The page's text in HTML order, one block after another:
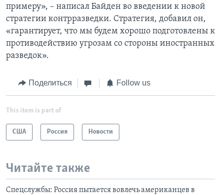
примеру», – написал Байден во введении к новой
стратегии контрразведки. Стратегия, добавил он,
«гарантирует, что мы будем хорошо подготовлены к
противодействию угрозам со стороны иностранных
разведок».
Поделиться Follow us
This item is part of
США Россия Новости
Читайте также
Спецслужбы: Россия пытается вовлечь американцев в